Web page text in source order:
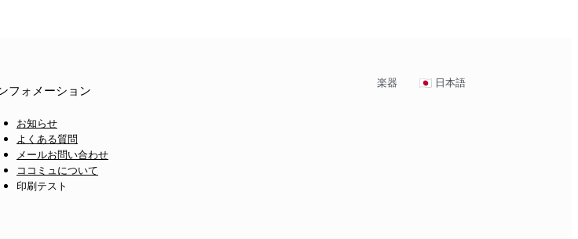
フォメーション
お知らせ
よくある質問
メールお問い合わせ
ココミュについて
印刷テスト
楽器 日本語